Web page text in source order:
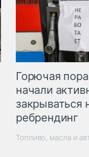
Горючая
начали
закрываться
ребрендинг
Топливо, масла и